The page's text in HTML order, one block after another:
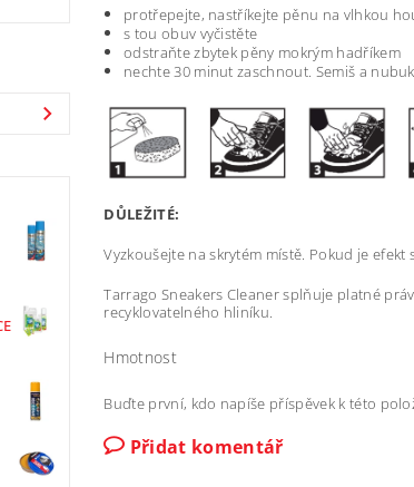
protřepejte, nastříkejte pěnu na vlhkou
s tou obuv vyčistěte
odstraňte zbytek pěny mokrým hadříkem
nechte 30 minut zaschnout. Semiš a
DŮLEŽITÉ:
Vyzkoušejte na skrytém místě. Pokud je efekt
Tarrago Sneakers Cleaner splňuje platné
recyklovatelného hliníku.
Hmotnost
Buďte první, kdo napíše příspěvek k této
Přidat komentář